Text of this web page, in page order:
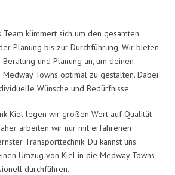
kümmert sich um den gesamten
Planung bis zur Durchführung. Wir bieten
und Planung an, um deinen
Towns optimal zu gestalten. Dabei
Wünsche und Bedürfnisse.
Kiel legen wir großen Wert auf Qualität
arbeiten wir nur mit erfahrenen
Transporttechnik. Du kannst uns
Umzug von Kiel in die Medway Towns
durchführen.